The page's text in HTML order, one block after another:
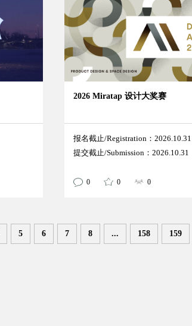
2026 Miratap 设计大奖赛
报名截止/Registration：2026.10.31
提交截止/Submission：2026.10.31
0 0 0
5 6 7 8 ... 158 159